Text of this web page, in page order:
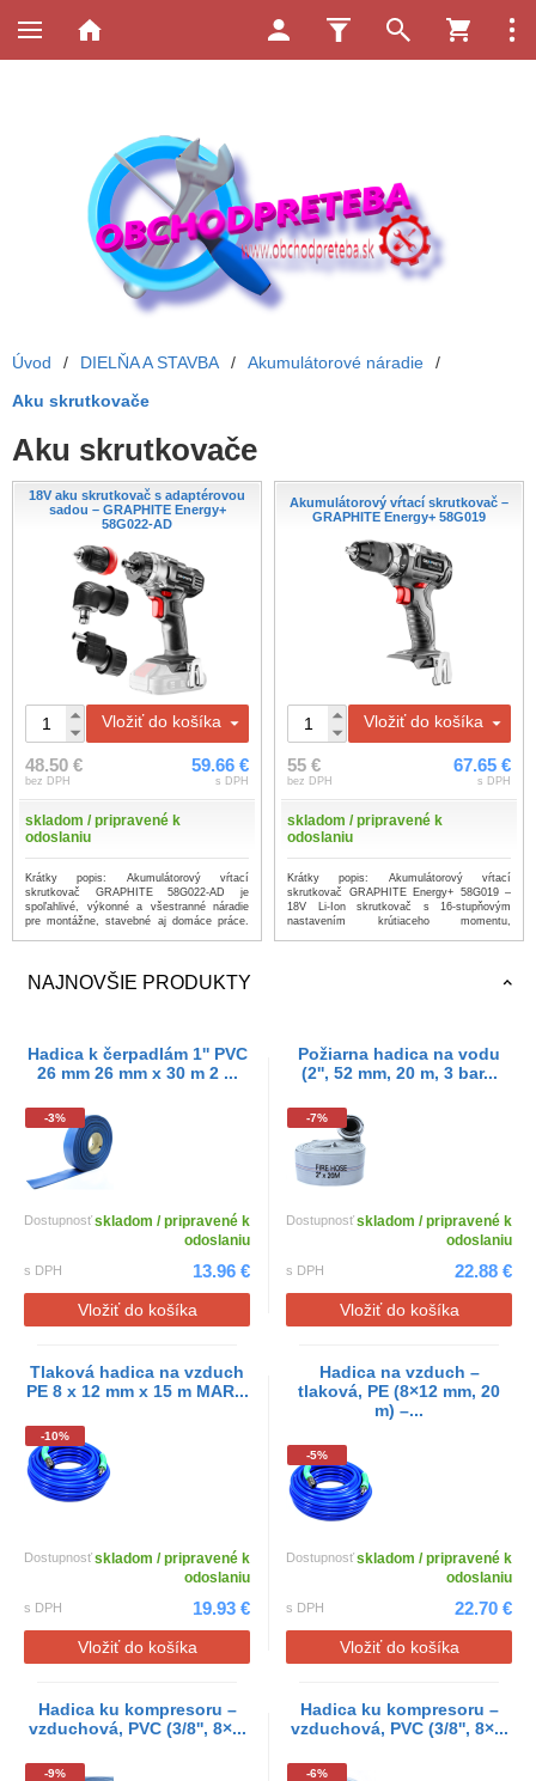
Úvod / DIELŇA A STAVBA / Akumulátorové náradie
/
Aku skrutkovače
Aku skrutkovače
18V aku skrutkovač s adaptérovou
sadou – GRAPHITE Energy+
58G022-AD
Vložiť do košíka
48.50 €
bez DPH
59.66 €
s DPH
skladom / pripravené k
odoslaniu
Krátky popis: Akumulátorový vŕtací
skrutkovač GRAPHITE 58G022-AD je
spoľahlivé, výkonné a všestranné náradie
pre montážne, stavebné aj domáce práce.
Akumulátorový vŕtací skrutkovač –
GRAPHITE Energy+ 58G019
Vložiť do košíka
55 €
bez DPH
67.65 €
s DPH
skladom / pripravené k
odoslaniu
Krátky popis: Akumulátorový vŕtací
skrutkovač GRAPHITE Energy+ 58G019 –
18V Li-Ion skrutkovač s 16-stupňovým
nastavením krútiaceho momentu,
NAJNOVŠIE PRODUKTY
Hadica k čerpadlám 1'' PVC
26 mm 26 mm x 30 m 2 ...
-3%
Dostupnosťskladom / pripravené k
odoslaniu
s DPH 13.96 €
Vložiť do košíka
Požiarna hadica na vodu
(2'', 52 mm, 20 m, 3 bar...
-7%
Dostupnosťskladom / pripravené k
odoslaniu
s DPH 22.88 €
Vložiť do košíka
Tlaková hadica na vzduch
PE 8 x 12 mm x 15 m MAR...
-10%
Dostupnosťskladom / pripravené k
odoslaniu
s DPH 19.93 €
Vložiť do košíka
Hadica na vzduch –
tlaková, PE (8×12 mm, 20
m) –...
-5%
Dostupnosťskladom / pripravené k
odoslaniu
s DPH 22.70 €
Vložiť do košíka
Hadica ku kompresoru –
vzduchová, PVC (3/8'', 8×...
-9%
Hadica ku kompresoru –
vzduchová, PVC (3/8'', 8×...
-6%